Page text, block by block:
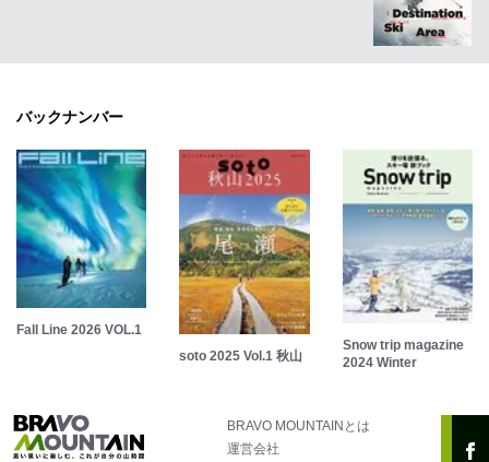
バックナンバー
Fall Line 2026 VOL.1
soto 2025 Vol.1 秋山
Snow trip magazine
2024 Winter
BRAVO MOUNTAINとは
運営会社